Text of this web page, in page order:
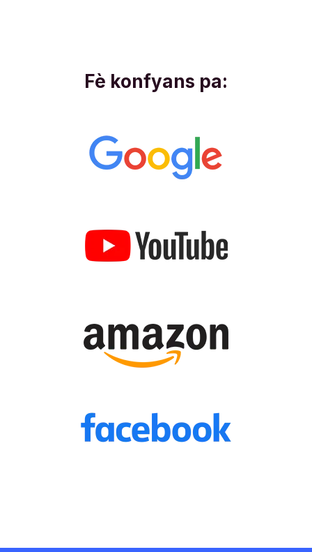
Fè konfyans pa: